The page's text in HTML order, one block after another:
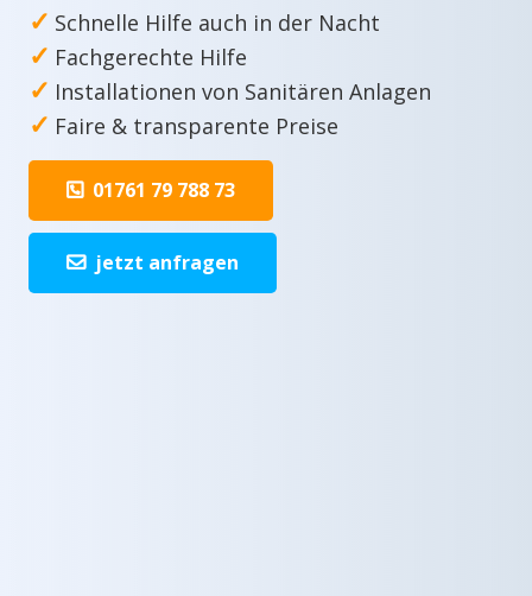
✓ Schnelle Hilfe auch in der Nacht
✓ Fachgerechte Hilfe
✓ Installationen von Sanitären Anlagen
✓ Faire & transparente Preise
01761 79 788 73
jetzt anfragen